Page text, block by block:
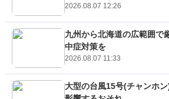
2026.08.07 12:26
九州から北海道の広範囲
中症対策を
2026.08.07 11:33
大型の台風15号(チャンホ